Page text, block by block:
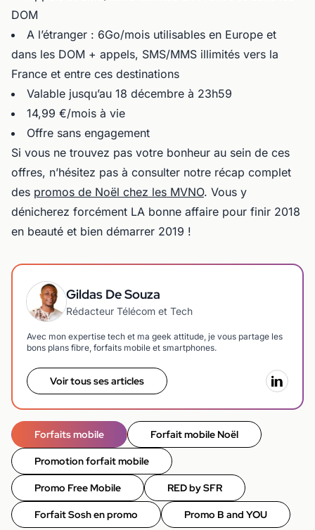
DOM
A l’étranger : 6Go/mois utilisables en Europe et
dans les DOM + appels, SMS/MMS illimités vers la
France et entre ces destinations
Valable jusqu’au 18 décembre à 23h59
14,99 €/mois à vie
Offre sans engagement
Si vous ne trouvez pas votre bonheur au sein de ces
offres, n’hésitez pas à consulter notre récap complet
des promos de Noël chez les MVNO. Vous y
dénicherez forcément LA bonne affaire pour finir 2018
en beauté et bien démarrer 2019 !
Gildas De Souza
Rédacteur Télécom et Tech
Avec mon expertise tech et ma geek attitude, je vous partage les
bons plans fibre, forfaits mobile et smartphones.
Voir tous ses articles
Forfaits mobile Forfait mobile Noël
Promotion forfait mobile
Promo Free Mobile RED by SFR
Forfait Sosh en promo Promo B and YOU